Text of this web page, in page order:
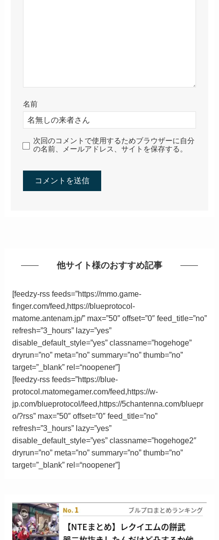
名前
次回のコメントで使用するためブラウザーに自分
の名前、メールアドレス、サイトを保存する。
他サイト様のおすすめ記事
[feedzy-rss feeds=”https://mmo.game-
finger.com/feed,https://blueprotocol-
matome.antenam.jp/” max=”50″ offset=”0″ feed_title=”no”
refresh=”3_hours” lazy=”yes”
disable_default_style=”yes” classname=”hogehoge”
dryrun=”no” meta=”no” summary=”no” thumb=”no”
target=”_blank” rel=“noopener”]
[feedzy-rss feeds=”https://blue-
protocol.matomegamer.com/feed,https://w-
jp.com/blueprotocol/feed,https://5chantenna.com/bluepr
o/?rss” max=”50″ offset=”0″ feed_title=”no”
refresh=”3_hours” lazy=”yes”
disable_default_style=”yes” classname=”hogehoge2″
dryrun=”no” meta=”no” summary=”no” thumb=”no”
target=”_blank” rel=“noopener”]